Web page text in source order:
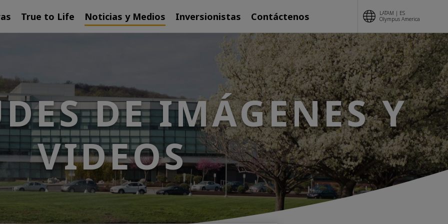
True to Life Noticias y Medios Inversionistas Contáctenos
LATAM | ES
Olympus America
DE IMÁGENES Y
VIDEOS